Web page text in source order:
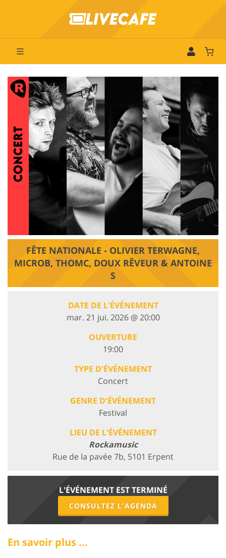
FÊTE NATIONALE - OLIVIER TERWAGNE,
MICROB, THOMC, DOUX RÊVEUR & ANTOINE
S
DATE DE L'ÉVÉNEMENT
mar. 21 jui. 2026 @ 20:00
OUVERTURE
19:00
TYPE D'ÉVÉNEMENT
Concert
GENRE D'ÉVÉNEMENT
Festival
LIEU DE L'ÉVÉNEMENT
Rockamusic
Rue de la pavée 7b, 5101 Erpent
L'ÉVÉNEMENT EST TERMINÉ
CONSULTEZ L'AGENDA
En savoir plus ...